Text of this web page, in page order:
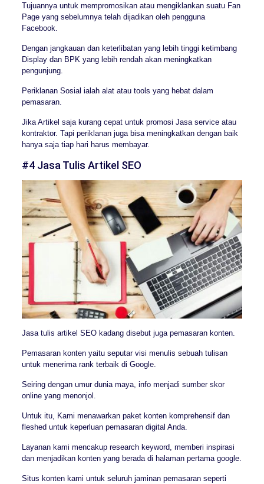
Tujuannya untuk mempromosikan atau mengiklankan suatu Fan
Page yang sebelumnya telah dijadikan oleh pengguna
Facebook.
Dengan jangkauan dan keterlibatan yang lebih tinggi ketimbang
Display dan BPK yang lebih rendah akan meningkatkan
pengunjung.
Periklanan Sosial ialah alat atau tools yang hebat dalam
pemasaran.
Jika Artikel saja kurang cepat untuk promosi Jasa service atau
kontraktor. Tapi periklanan juga bisa meningkatkan dengan baik
hanya saja tiap hari harus membayar.
#4 Jasa Tulis Artikel SEO
Jasa tulis artikel SEO kadang disebut juga pemasaran konten.
Pemasaran konten yaitu seputar visi menulis sebuah tulisan
untuk menerima rank terbaik di Google.
Seiring dengan umur dunia maya, info menjadi sumber skor
online yang menonjol.
Untuk itu, Kami menawarkan paket konten komprehensif dan
fleshed untuk keperluan pemasaran digital Anda.
Layanan kami mencakup research keyword, memberi inspirasi
dan menjadikan konten yang berada di halaman pertama google.
Situs konten kami untuk seluruh jaminan pemasaran seperti